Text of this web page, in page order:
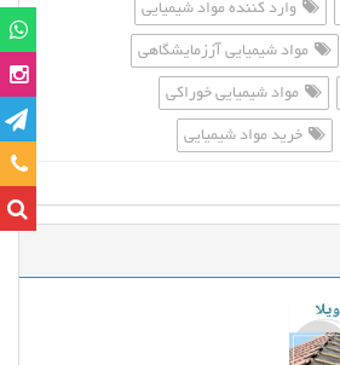
وارد کننده مواد شیمیایی
مواد شیمیایی آززمایشگاهی
مواد شیمیایی خوراکی
خرید مواد شیمیایی